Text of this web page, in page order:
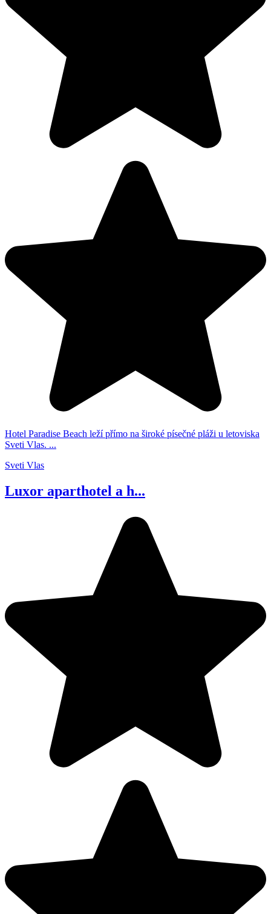
Hotel Paradise Beach leží přímo na široké písečné pláži u letoviska
Sveti Vlas. ...
Sveti Vlas
Luxor aparthotel a h...